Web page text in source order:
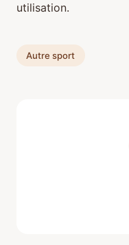
utilisation.
Autre sport